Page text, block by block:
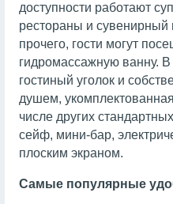
доступности работают
рестораны и
прочего, гости могут
гидромассажную ванну.
гостиный уголок и
душем,
числе других
сейф, мини-бар,
плоским экраном.
Самые популярные